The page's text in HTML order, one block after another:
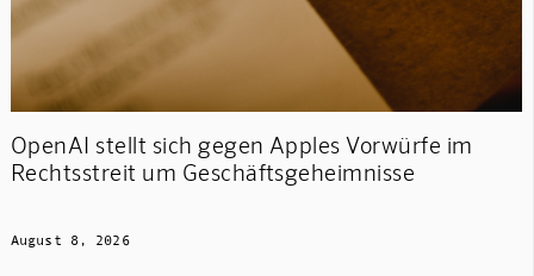
OpenAI stellt sich gegen Apples Vorwürfe im
Rechtsstreit um Geschäftsgeheimnisse
August 8, 2026